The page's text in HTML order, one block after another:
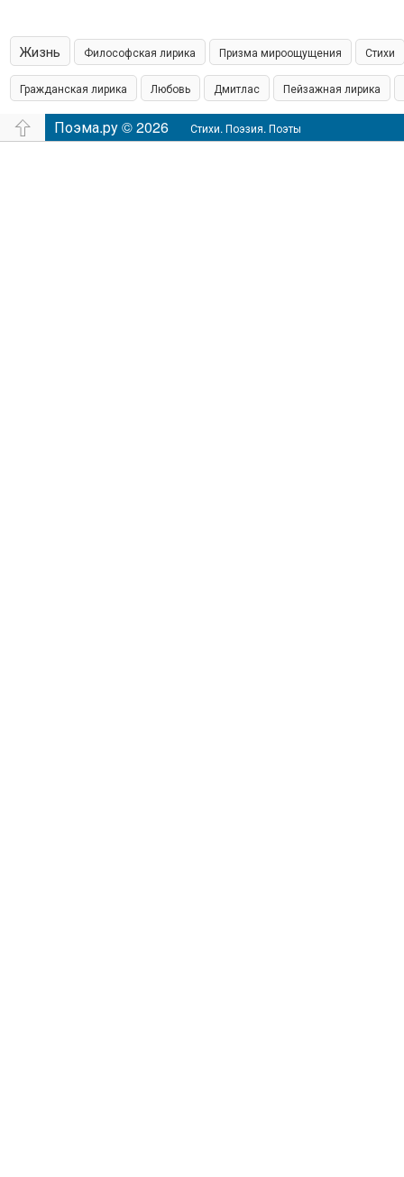
Жизнь Философская лирика Призма мироощущения Стихи
Гражданская лирика Любовь Дмитлас Пейзажная лирика
островская пишет Шамонин Сказки Юмор
Поэма.ру © 2026 Стихи. Поэзия. Поэты